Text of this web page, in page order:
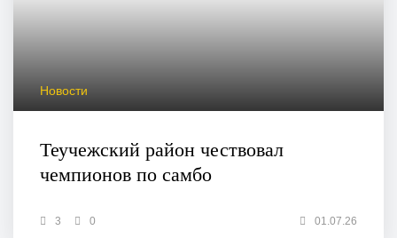
Новости
Теучежский район чествовал
чемпионов по самбо
3 0 01.07.26